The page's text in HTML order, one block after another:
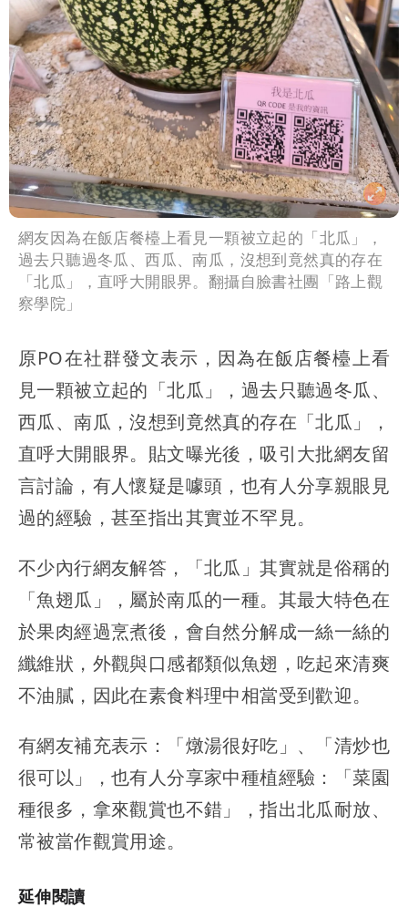
網友因為在飯店餐檯上看見一顆被立起的「北瓜」，
過去只聽過冬瓜、西瓜、南瓜，沒想到竟然真的存在
「北瓜」，直呼大開眼界。翻攝自臉書社團「路上觀
察學院」
原PO在社群發文表示，因為在飯店餐檯上看
見一顆被立起的「北瓜」，過去只聽過冬瓜、
西瓜、南瓜，沒想到竟然真的存在「北瓜」，
直呼大開眼界。貼文曝光後，吸引大批網友留
言討論，有人懷疑是噱頭，也有人分享親眼見
過的經驗，甚至指出其實並不罕見。
不少內行網友解答，「北瓜」其實就是俗稱的
「魚翅瓜」，屬於南瓜的一種。其最大特色在
於果肉經過烹煮後，會自然分解成一絲一絲的
纖維狀，外觀與口感都類似魚翅，吃起來清爽
不油膩，因此在素食料理中相當受到歡迎。
有網友補充表示：「燉湯很好吃」、「清炒也
很可以」，也有人分享家中種植經驗：「菜園
種很多，拿來觀賞也不錯」，指出北瓜耐放、
常被當作觀賞用途。
延伸閱讀